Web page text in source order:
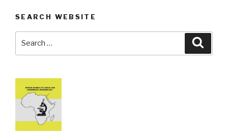
SEARCH WEBSITE